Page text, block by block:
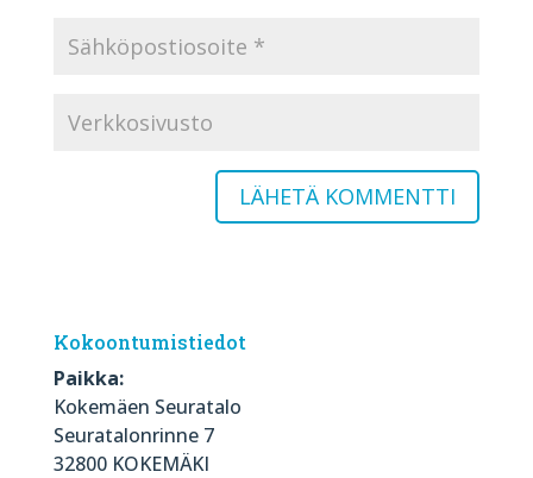
Kokoontumistiedot
Paikka:
Kokemäen Seuratalo
Seuratalonrinne 7
32800 KOKEMÄKI